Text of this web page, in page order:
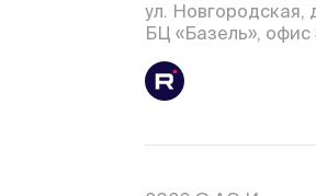
ул. Новгородская,
БЦ «Базель», офис